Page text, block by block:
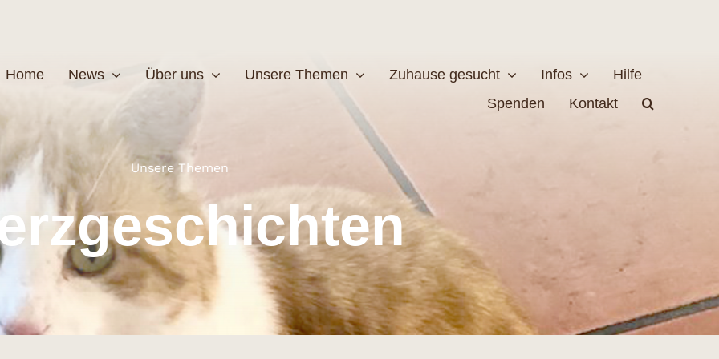
Home News Über uns Unsere Themen
Wildtiere
MEHR
Pflegestellen
MEHR
Naturschutz
MEHR
Zuhause gesucht Infos
Hilfe
Spenden
Kontakt
Unsere Themen